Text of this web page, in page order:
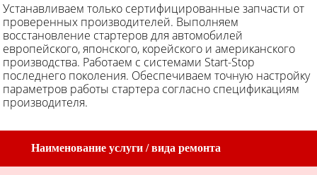
Устанавливаем только сертифицированные запчасти от
проверенных производителей. Выполняем
восстановление стартеров для автомобилей
европейского, японского, корейского и американского
производства. Работаем с системами Start-Stop
последнего поколения. Обеспечиваем точную настройку
параметров работы стартера согласно спецификациям
производителя.
Наименование услуги / вида ремонта